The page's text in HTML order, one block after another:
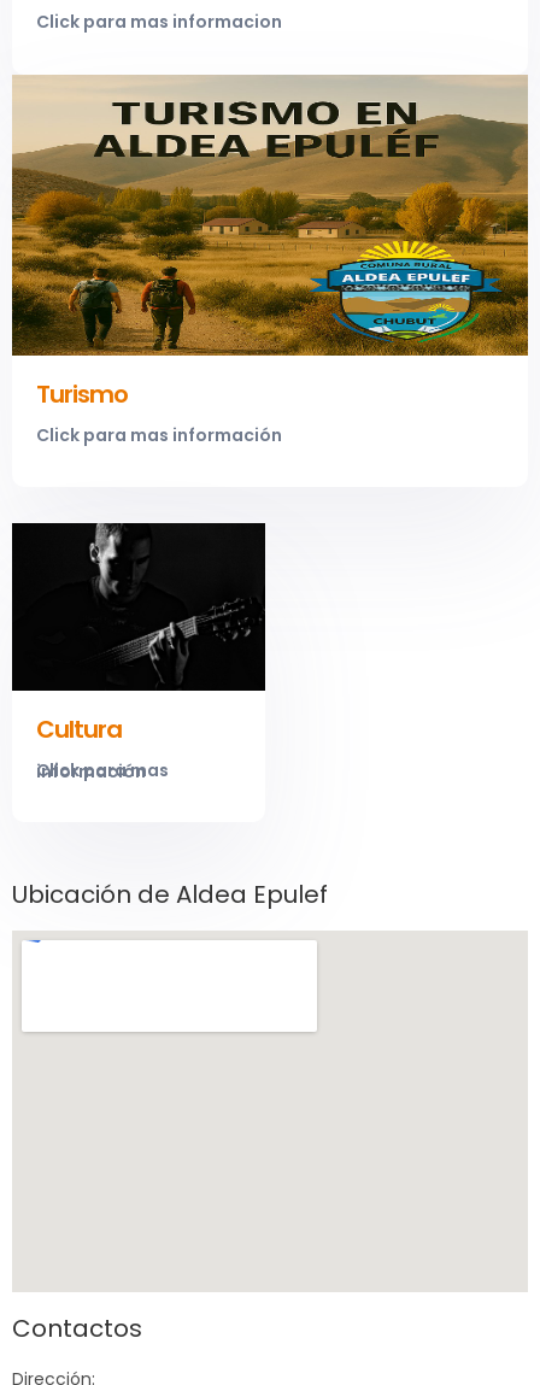
Click para mas informacion
Turismo
Click para mas información
Cultura
Click para mas información
Ubicación de Aldea Epulef
Contactos
Dirección: